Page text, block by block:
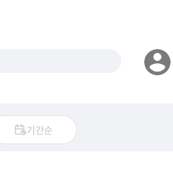
기간순